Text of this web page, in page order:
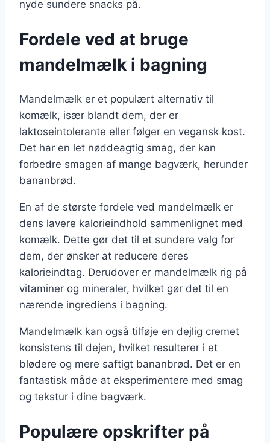
nyde sundere snacks på.
Fordele ved at bruge
mandelmælk i bagning
Mandelmælk er et populært alternativ til
komælk, især blandt dem, der er
laktoseintolerante eller følger en vegansk kost.
Det har en let nøddeagtig smag, der kan
forbedre smagen af mange bagværk, herunder
bananbrød.
En af de største fordele ved mandelmælk er
dens lavere kalorieindhold sammenlignet med
komælk. Dette gør det til et sundere valg for
dem, der ønsker at reducere deres
kalorieindtag. Derudover er mandelmælk rig på
vitaminer og mineraler, hvilket gør det til en
nærende ingrediens i bagning.
Mandelmælk kan også tilføje en dejlig cremet
konsistens til dejen, hvilket resulterer i et
blødere og mere saftigt bananbrød. Det er en
fantastisk måde at eksperimentere med smag
og tekstur i dine bagværk.
Populære opskrifter på